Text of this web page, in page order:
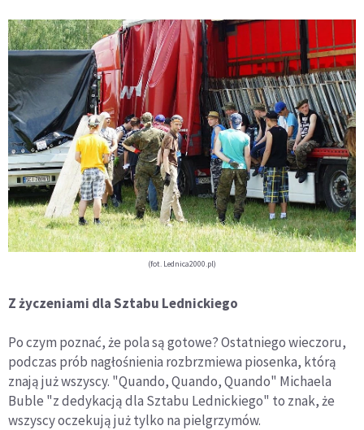
(fot. Lednica2000.pl)
Z życzeniami dla Sztabu Lednickiego
Po czym poznać, że pola są gotowe? Ostatniego wieczoru,
podczas prób nagłośnienia rozbrzmiewa piosenka, którą
znają już wszyscy. "Quando, Quando, Quando" Michaela
Buble "z dedykacją dla Sztabu Lednickiego" to znak, że
wszyscy oczekują już tylko na pielgrzymów.